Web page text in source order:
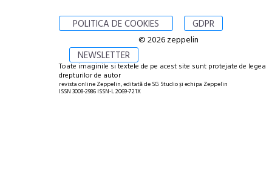
POLITICA DE COOKIES GDPR
NEWSLETTER
© 2026 zeppelin
Toate imaginile si textele de pe acest site sunt protejate de legea
drepturilor de autor
revista online Zeppelin, editată de SG Studio și echipa Zeppelin
ISSN 3008-2986 ISSN-L 2069-721X